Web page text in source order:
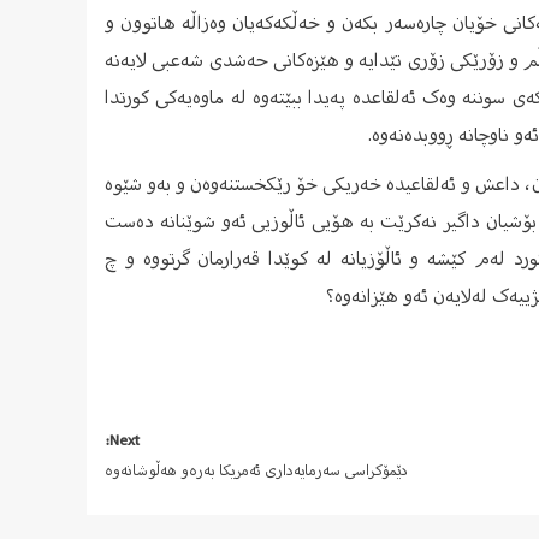
خۆیان چارەسەر بکەن و خەڵکەکەیان وەزاڵە هاتوون و
و زۆرێکی زۆری تێدایە و هێزەکانی حەشدی شەعبی لایەنە
سوننە وەک ئەلقاعدە پەیدا ببێتەوە لە ماوەیەکی کورتدا
ناوچانە ڕووبدەنەوە.
داعش و ئەلقاعیدە خەریکی خۆ رێکخستنەوەن و بەو شێوە
داگیر نەکرێت بە هۆیی ئاڵوزیی ئەو شوێنانە دەست
لەم کێشە و ئاڵۆزیانە لە کوێدا قەرارمان گرتووە و چ
لەلایەن ئەو هێزانەوە؟
Next:
دێمۆکراسی سەرمایەداری ئەمریکا بەرەو هەڵوشانەوە